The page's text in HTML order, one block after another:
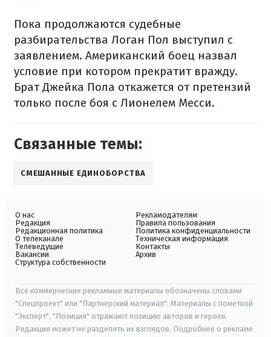
Пока продолжаются судебные
разбирательства Логан Пол выступил с
заявлением. Американский боец назвал
условие при котором прекратит вражду.
Брат Джейка Пола откажется от претензий
только после боя с Лионелем Месси.
Связанные темы:
СМЕШАННЫЕ ЕДИНОБОРСТВА
О нас
Редакция
Редакционная политика
О телеканале
Телеведущие
Вакансии
Структура собственности
Рекламодателям
Правила пользования
Политика конфиденциальности
Техническая информация
Контакты
Архив
Все коммерческие рекламные материалы обозначены словами
"Спецпроект" или "Партнерский материал". Материалы с пометкой
"Эксперт", "Позиция" отражают позицию авторов и героев.
Редакция может не разделять их взглядов. Подробнее о рекламе